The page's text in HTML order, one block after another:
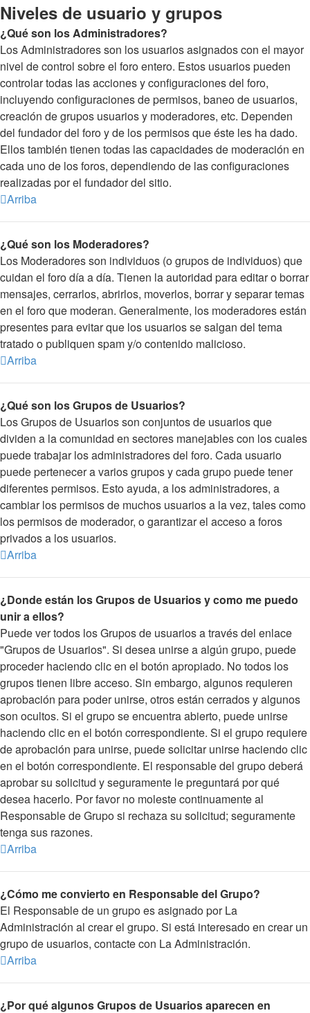
Niveles de usuario y grupos
¿Qué son los Administradores?
Los Administradores son los usuarios asignados con el mayor
nivel de control sobre el foro entero. Estos usuarios pueden
controlar todas las acciones y configuraciones del foro,
incluyendo configuraciones de permisos, baneo de usuarios,
creación de grupos usuarios y moderadores, etc. Dependen
del fundador del foro y de los permisos que éste les ha dado.
Ellos también tienen todas las capacidades de moderación en
cada uno de los foros, dependiendo de las configuraciones
realizadas por el fundador del sitio.
Arriba
¿Qué son los Moderadores?
Los Moderadores son individuos (o grupos de individuos) que
cuidan el foro día a día. Tienen la autoridad para editar o borrar
mensajes, cerrarlos, abrirlos, moverlos, borrar y separar temas
en el foro que moderan. Generalmente, los moderadores están
presentes para evitar que los usuarios se salgan del tema
tratado o publiquen spam y/o contenido malicioso.
Arriba
¿Qué son los Grupos de Usuarios?
Los Grupos de Usuarios son conjuntos de usuarios que
dividen a la comunidad en sectores manejables con los cuales
puede trabajar los administradores del foro. Cada usuario
puede pertenecer a varios grupos y cada grupo puede tener
diferentes permisos. Esto ayuda, a los administradores, a
cambiar los permisos de muchos usuarios a la vez, tales como
los permisos de moderador, o garantizar el acceso a foros
privados a los usuarios.
Arriba
¿Donde están los Grupos de Usuarios y como me puedo
unir a ellos?
Puede ver todos los Grupos de usuarios a través del enlace
"Grupos de Usuarios". Si desea unirse a algún grupo, puede
proceder haciendo clic en el botón apropiado. No todos los
grupos tienen libre acceso. Sin embargo, algunos requieren
aprobación para poder unirse, otros están cerrados y algunos
son ocultos. Si el grupo se encuentra abierto, puede unirse
haciendo clic en el botón correspondiente. Si el grupo requiere
de aprobación para unirse, puede solicitar unirse haciendo clic
en el botón correspondiente. El responsable del grupo deberá
aprobar su solicitud y seguramente le preguntará por qué
desea hacerlo. Por favor no moleste continuamente al
Responsable de Grupo si rechaza su solicitud; seguramente
tenga sus razones.
Arriba
¿Cómo me convierto en Responsable del Grupo?
El Responsable de un grupo es asignado por La
Administración al crear el grupo. Si está interesado en crear un
grupo de usuarios, contacte con La Administración.
Arriba
¿Por qué algunos Grupos de Usuarios aparecen en